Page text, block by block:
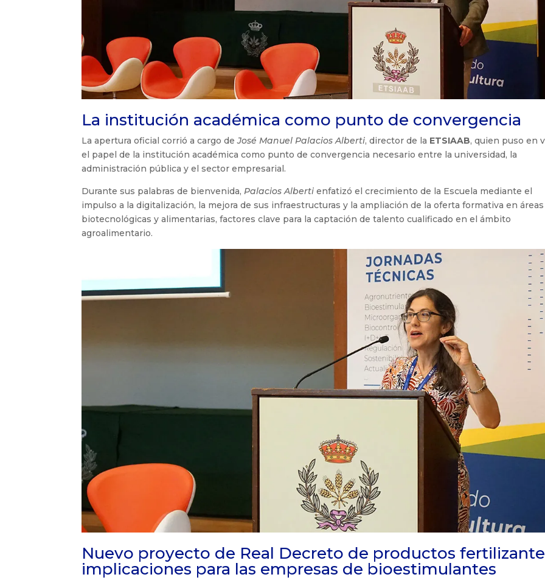
La institución académica como punto de convergencia
La apertura oficial corrió a cargo deJosé Manuel Palacios Alberti, director de la ETSIAAB, quien puso en
el papel de la institución académica como punto de convergencia necesario entre la universidad, la
administración pública y el sector empresarial.
Durante sus palabras de bienvenida,Palacios Alberti enfatizó el crecimiento de la Escuela mediante el
impulso a la digitalización, la mejora de sus infraestructuras y la ampliación de la oferta formativa en áreas
biotecnológicas y alimentarias, factores clave para la captación de talento cualificado en el ámbito
agroalimentario.
Nuevo proyecto de Real Decreto de productos
implicaciones para las empresas de bioestimulantes